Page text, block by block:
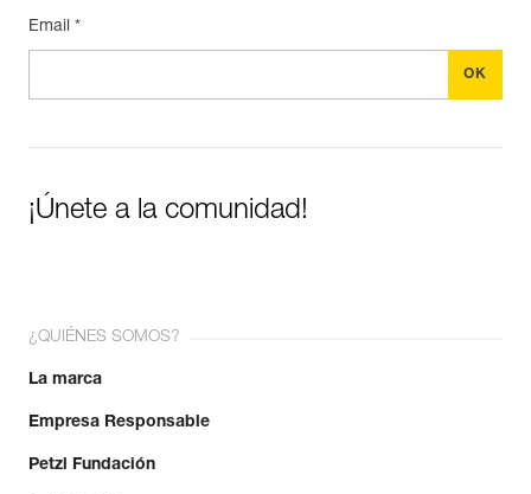
Email *
¡Únete a la comunidad!
¿QUIÉNES SOMOS?
La marca
Empresa Responsable
Petzl Fundación